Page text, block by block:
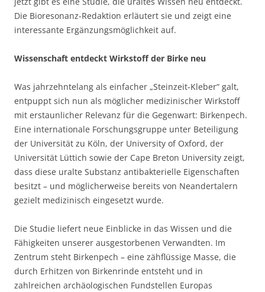
Die Bioresonanz-Redaktion erläutert sie und zeigt eine
interessante Ergänzungsmöglichkeit auf.
Wissenschaft entdeckt Wirkstoff der Birke neu
Was jahrzehntelang als einfacher „Steinzeit-Kleber“ galt,
entpuppt sich nun als möglicher medizinischer Wirkstoff
mit erstaunlicher Relevanz für die Gegenwart: Birkenpech.
Eine internationale Forschungsgruppe unter Beteiligung
der Universität zu Köln, der University of Oxford, der
Universität Lüttich sowie der Cape Breton University zeigt,
dass diese uralte Substanz antibakterielle Eigenschaften
besitzt – und möglicherweise bereits von Neandertalern
gezielt medizinisch eingesetzt wurde.
Die Studie liefert neue Einblicke in das Wissen und die
Fähigkeiten unserer ausgestorbenen Verwandten. Im
Zentrum steht Birkenpech – eine zähflüssige Masse, die
durch Erhitzen von Birkenrinde entsteht und in
zahlreichen archäologischen Fundstellen Europas